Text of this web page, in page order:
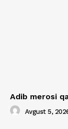
Adib merosi
Avgust 5,